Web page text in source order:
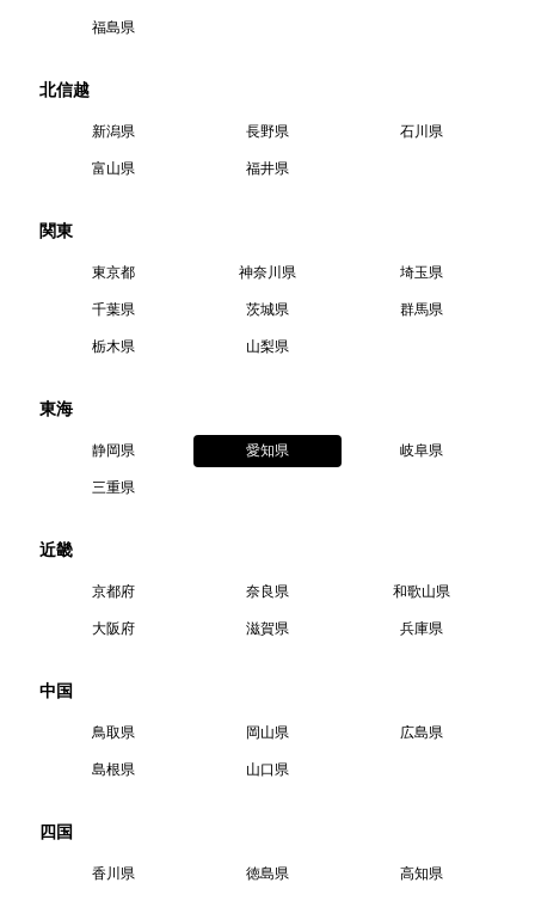
ABOUT
ONLINE SHOP
【コラム】人生を豊かにするGKスキル
CATALOG
グラブメンテナンス マニュアル
CONTACT
福島県
北信越
新潟県 長野県 石川県
富山県 福井県
関東
東京都 神奈川県 埼玉県
千葉県 茨城県 群馬県
栃木県 山梨県
東海
静岡県 愛知県 岐阜県
三重県
近畿
京都府 奈良県 和歌山県
大阪府 滋賀県 兵庫県
中国
鳥取県 岡山県 広島県
島根県 山口県
四国
香川県 徳島県 高知県